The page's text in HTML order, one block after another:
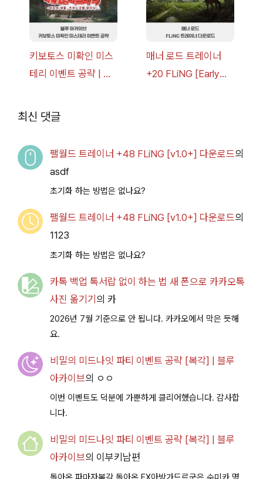
키보토스 미확인 미스
테리 이벤트 공략 | 블
매너 로드 트레이너
+20 FLiNG [Early
최신 댓글
팰월드 트레이너 +48 FLiNG [v1.0+] 다운로드의
asdf
초기화 하는 방법은 없나요?
팰월드 트레이너 +48 FLiNG [v1.0+] 다운로드의
1123
초기화 하는 방법은 없나요?
카톡 백업 톡서랍 없이 하는 법 새 폰으로 카카오톡
사진 옮기기 의 카
2026년 7월 기준으로 안 됩니다. 카카오에서 막은 듯해
요.
비밀의 미드나잇 파티 이벤트 공략 [복각] | 블루
아카이브의 ㅇㅇ
이번 이벤트도 덕분에 가뿐하게 클리어했습니다. 감사합
니다.
비밀의 미드나잇 파티 이벤트 공략 [복각] | 블루
아카이브의 이부키남편